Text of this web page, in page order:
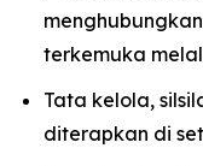
terkemuka
Tata kelola,
diterapkan di